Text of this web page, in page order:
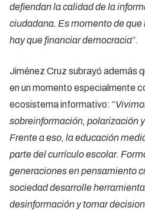
defiendan la calidad de la
ciudadana. Es momento de
hay que financiar democracia”.
Jiménez Cruz subrayó además
en un momento especialmente
ecosistema informativo: “
sobreinformación, polarización
Frente a eso, la educación
parte del currículo escolar.
generaciones en pensamiento
sociedad desarrolle
desinformación y tomar